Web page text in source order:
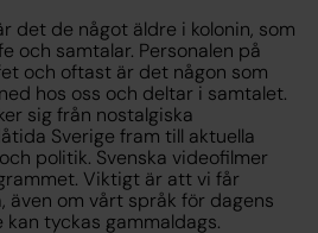
det de något äldre i kolonin, som
och samtalar. Personalen på
och oftast är det någon som
hos oss och deltar i samtalet.
sig från nostalgiska
Sverige fram till aktuella
politik. Svenska videofilmer
Viktigt är att vi får
även om vårt språk för dagens
kan tyckas gammaldags.